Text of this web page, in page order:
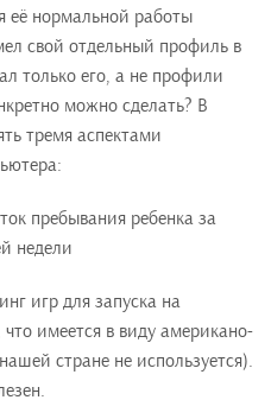
её нормальной работы
свой отдельный профиль в
только его, а не профили
можно сделать? В
тремя аспектами
пребывания ребенка за
недели
игр для запуска на
имеется в виду американо-
стране не используется).